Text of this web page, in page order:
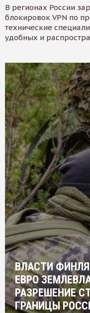
В регионах России
блокировок VPN по
технические
удобных и
ВЛАСТИ
ЕВРО
РАЗРЕШЕНИЕ
ГРАНИЦЫ